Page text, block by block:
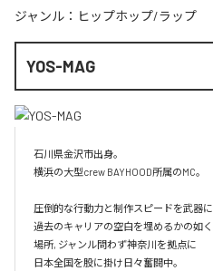
ジャンル： ヒップホップ/ラップ
YOS-MAG
石川県金沢市出身。
横浜の大型crew BAYHOOD所属のMC。
圧倒的な行動力と制作スピードを武器に
過去のキャリアの空白を埋めるかの如く
場所, ジャンル問わず神奈川を拠点に
日本全国を股に掛け日々奮闘中。